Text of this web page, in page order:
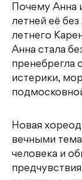
Почему Анна
летней её
летнего
Анна стала
пренебрегла
истерики,
Новая
вечными
человека и